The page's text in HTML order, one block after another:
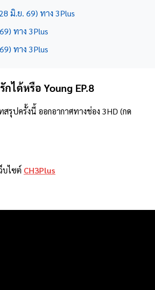
มิ.ย. 69) ทาง 3Plus
ทาง 3Plus
ทาง 3Plus
รักได้หรือ Young EP.8
ปครั้งนี้ ออกอากาศทางช่อง 3HD (กด
บไซต์ CH3Plus